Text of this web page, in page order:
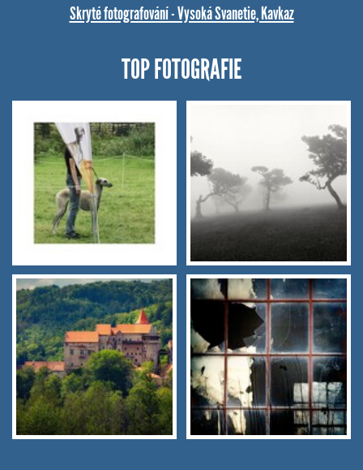
Skryté fotografování - Vysoká Svanetie, Kavkaz
TOP FOTOGRAFIE